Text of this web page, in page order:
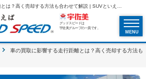
グッドスピードは
宇佐美グループの一員です。
MENU
車の買取に影響する走行距離とは？高く売却する方法も